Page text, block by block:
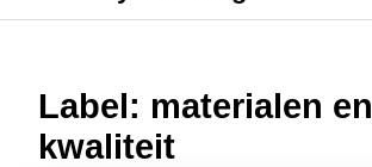
Label: materialen en
kwaliteit